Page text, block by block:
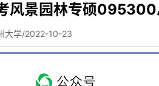
风景园林专硕
大学/2022-10-23